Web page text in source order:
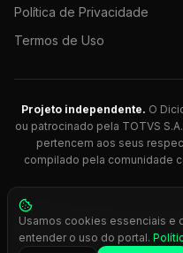
Política de Privacidade
Termos de Uso
Projeto independente. O
ou patrocinado pela TOTVS
pertencem aos seus
compilado pela comunidade
© 2026 Dicionário Dev.
Protheus.
Press
Usamos cookies essenciais e
entender o uso do portal.